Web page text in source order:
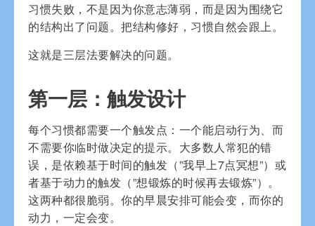
习惯失败，不是因为你意志薄弱，而是因为围绕它
的结构出了问题。把结构修好，习惯自然会跟上。
这就是三层法要解决的问题。
第一层：触发设计
每个习惯都需要一个触发点：一个能启动行为、而
不需要你临时做决定的提示。大多数人常犯的错
误，是依赖基于时间的触发（”我早上7点冥想”）或
者基于动力的触发（”想锻炼的时候再去锻炼”）。
这两种都很脆弱。你的早晨安排可能会变，而你的
动力，一定会变。